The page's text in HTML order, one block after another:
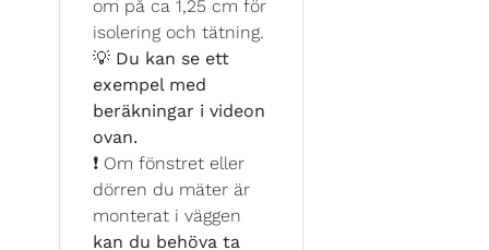
om på ca 1,25 cm för
isolering och tätning.
💡 Du kan se ett
exempel med
beräkningar i videon
ovan.
❗ Om fönstret eller
dörren du mäter är
monterat i väggen
kan du behöva ta